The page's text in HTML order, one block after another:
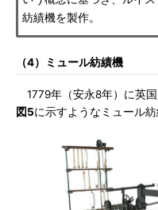
紡績機を製作。
（4）ミュール紡績機
1779年（安永8年）に英
図5に示すようなミュール